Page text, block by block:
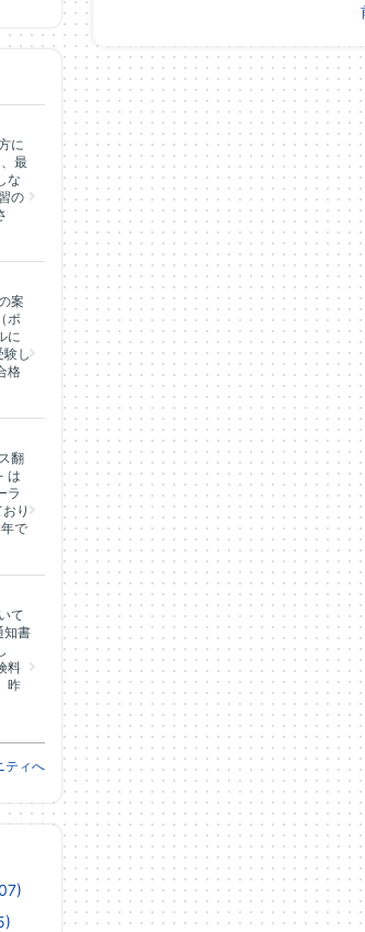
に
最
な
の
案
ポ
に
験し
格
翻
は
ラ
り
で
て
知書
料
昨
ティへ